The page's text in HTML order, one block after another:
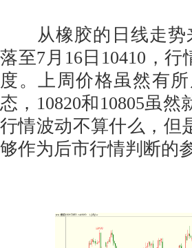
从橡胶的日线走势来
落至7月16日10410，
度。上周价格虽然有
态，10820和10805虽
行情波动不算什么，但
够作为后市行情判断的